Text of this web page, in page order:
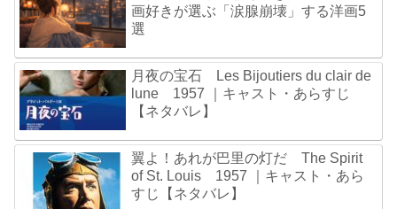
画好きが選ぶ「涙腺崩壊」する洋画5
選
月夜の宝石 Les Bijoutiers du clair de
lune 1957 ｜キャスト・あらすじ
【ネタバレ】
翼よ！あれが巴里の灯だ The Spirit
of St. Louis 1957 ｜キャスト・あら
すじ【ネタバレ】